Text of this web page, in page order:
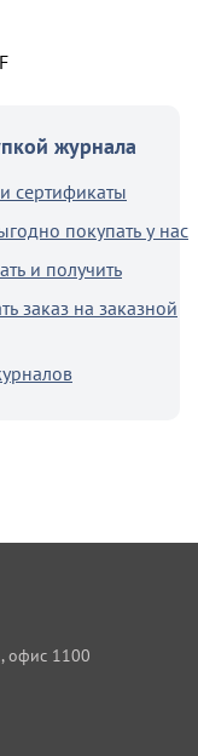
журнала
сертификаты
покупать у нас
и получить
заказ на заказной
офис 1100